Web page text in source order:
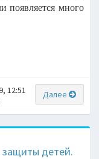
появляется много
Далее
12:51
защиты детей.